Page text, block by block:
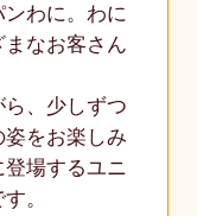
わに。わに
まなお客さん
、少しずつ
をお楽しみ
場するユニ
。